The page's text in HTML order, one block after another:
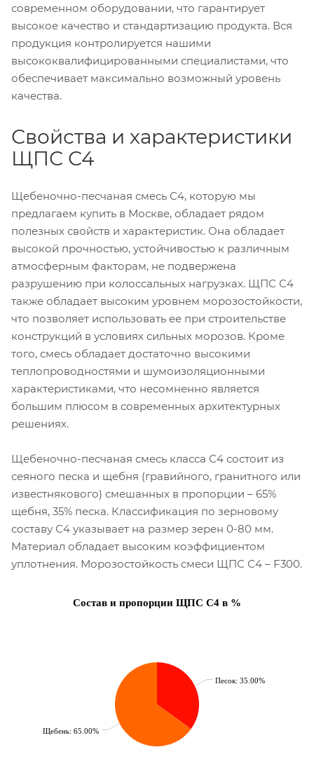
современном оборудовании, что гарантирует
высокое качество и стандартизацию продукта. Вся
продукция контролируется нашими
высококвалифицированными специалистами, что
обеспечивает максимально возможный уровень
качества.
Свойства и характеристики
ЩПС С4
Щебеночно-песчаная смесь С4, которую мы
предлагаем купить в Москве, обладает рядом
полезных свойств и характеристик. Она обладает
высокой прочностью, устойчивостью к различным
атмосферным факторам, не подвержена
разрушению при колоссальных нагрузках. ЩПС С4
также обладает высоким уровнем морозостойкости,
что позволяет использовать ее при строительстве
конструкций в условиях сильных морозов. Кроме
того, смесь обладает достаточно высокими
теплопроводностями и шумоизоляционными
характеристиками, что несомненно является
большим плюсом в современных архитектурных
решениях.
Щебеночно-песчаная смесь класса С4 состоит из
сеяного песка и щебня (гравийного, гранитного или
известнякового) смешанных в пропорции – 65%
щебня, 35% песка. Классификация по зерновому
составу С4 указывает на размер зерен 0-80 мм.
Материал обладает высоким коэффициентом
уплотнения. Морозостойкость смеси ЩПС С4 – F300.
Песок: 35.00%
Щебень: 65.00%
Состав и пропорции ЩПС С4 в %